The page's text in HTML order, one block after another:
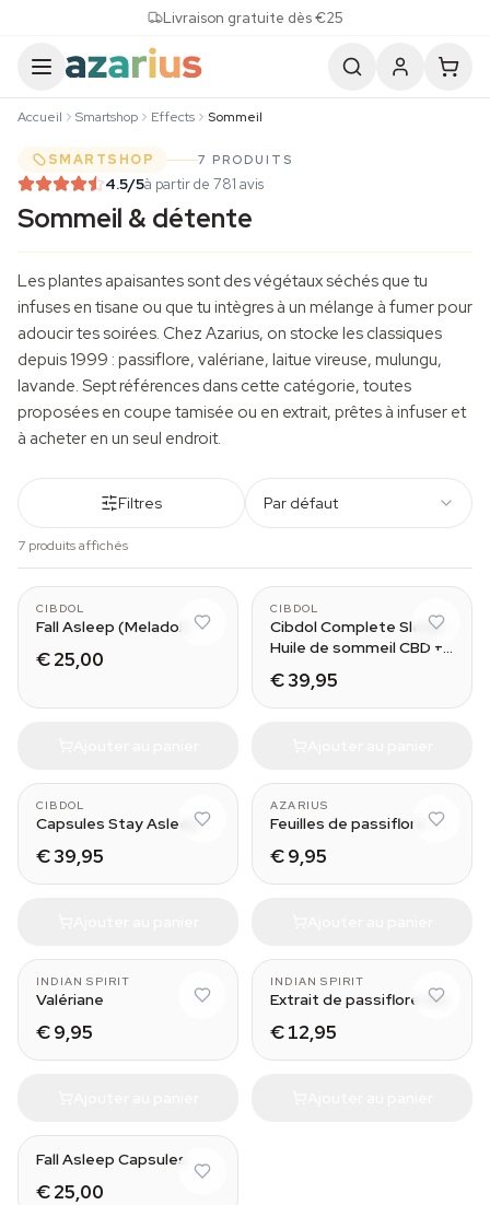
Livraison gratuite dès €25
Accueil Smartshop Effects Sommeil
SMARTSHOP 7 PRODUITS
4.5/5à partir de 781 avis
Sommeil & détente
Les plantes apaisantes sont des végétaux séchés que tu
infuses en tisane ou que tu intègres à un mélange à fumer pour
adoucir tes soirées. Chez Azarius, on stocke les classiques
depuis 1999 : passiflore, valériane, laitue vireuse, mulungu,
lavande. Sept références dans cette catégorie, toutes
proposées en coupe tamisée ou en extrait, prêtes à infuser et
à acheter en un seul endroit.
Filtres Par défaut
7 produits affichés
CIBDOL
Fall Asleep (Meladol)
€ 25,00
CIBDOL
Cibdol Complete Sleep -
Huile de sommeil CBD +
€ 39,95
CIBDOL
Capsules Stay Asleep
€ 39,95
AZARIUS
Feuilles de passiflore
€ 9,95
INDIAN SPIRIT
Valériane
€ 9,95
INDIAN SPIRIT
Extrait de passiflore 10x
€ 12,95
Fall Asleep Capsules
€ 25,00